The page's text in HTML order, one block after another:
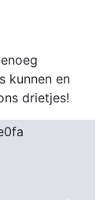
kunnen en
drietjes!